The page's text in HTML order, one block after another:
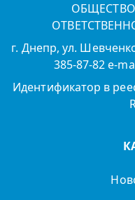
г. Днепр, ул.
385-87-82 e-
Идентификатор в